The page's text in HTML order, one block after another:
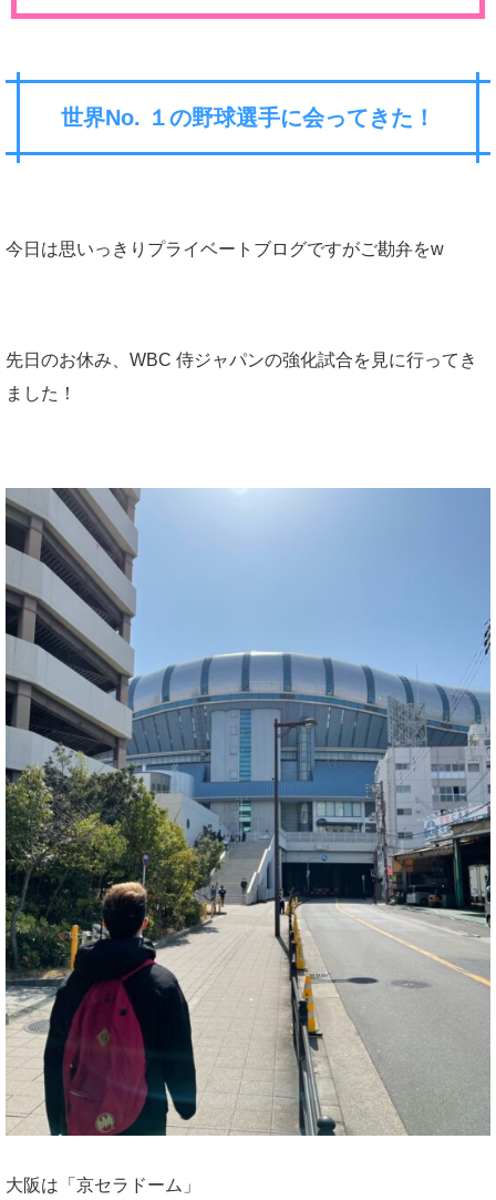
世界No. １の野球選手に会ってきた！
今日は思いっきりプライベートブログですがご勘弁をw
先日のお休み、WBC 侍ジャパンの強化試合を見に行ってき
ました！
大阪は「京セラドーム」